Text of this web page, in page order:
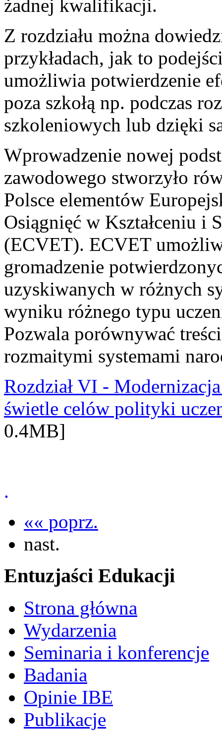
żadnej kwalifikacji.
Z rozdziału można
przykładach, jak to
umożliwia potwierdzenie
poza szkołą np. podczas
szkoleniowych lub dzięki
Wprowadzenie nowej
zawodowego stworzyło
Polsce elementów
Osiągnięć w Kształceniu i
(ECVET). ECVET
gromadzenie
uzyskiwanych w różnych
wyniku różnego typu
Pozwala porównywać
rozmaitymi systemami
Rozdział VI -
świetle celów polityki
0.4MB]
.
«« poprz.
nast.
Entuzjaści Edukacji
Strona główna
Wydarzenia
Seminaria i konferencje
Badania
Opinie IBE
Publikacje